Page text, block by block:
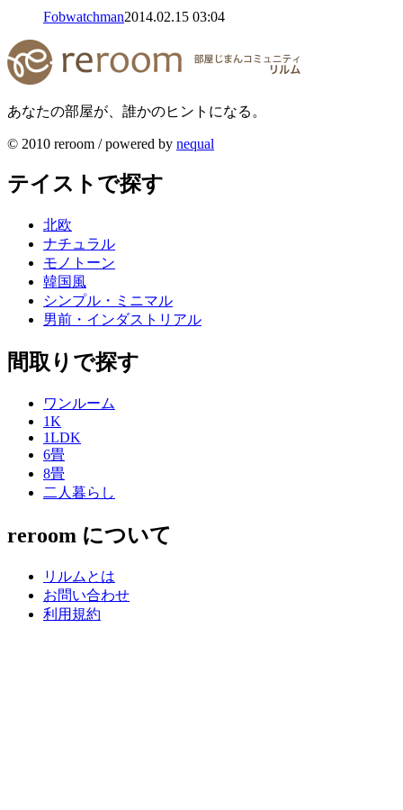
Fobwatchman2014.02.15 03:04
あなたの部屋が、誰かのヒントになる。
© 2010 reroom / powered by nequal
テイストで探す
北欧
ナチュラル
モノトーン
韓国風
シンプル・ミニマル
男前・インダストリアル
間取りで探す
ワンルーム
1K
1LDK
6畳
8畳
二人暮らし
reroom について
リルムとは
お問い合わせ
利用規約